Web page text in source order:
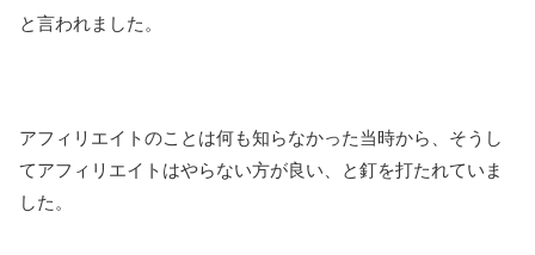
と言われました。
アフィリエイトのことは何も知らなかった当時から、そうし
てアフィリエイトはやらない方が良い、と釘を打たれていま
した。